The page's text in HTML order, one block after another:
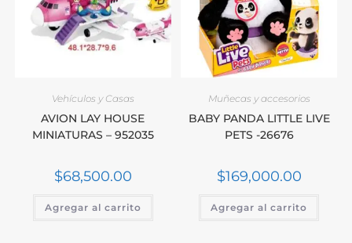
Vehículos y Casas
AVION LAY HOUSE
MINIATURAS – 952035
$68,500.00
Agregar al carrito
Muñecas y accesorios
BABY PANDA LITTLE LIVE
PETS -26676
$169,000.00
Agregar al carrito